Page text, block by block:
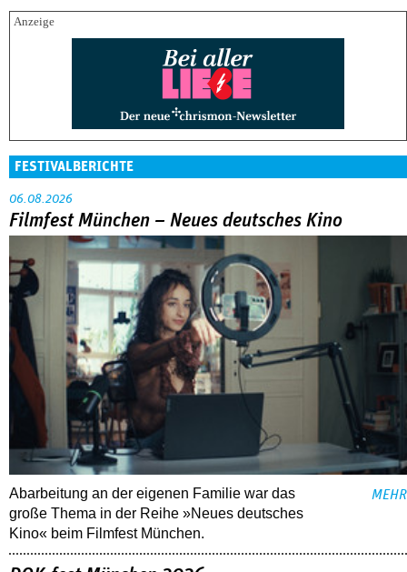
FESTIVALBERICHTE
06.08.2026
Filmfest München – Neues deutsches Kino
Abarbeitung an der eigenen Familie war das
große Thema in der Reihe »Neues deutsches
Kino« beim Filmfest München.
MEHR